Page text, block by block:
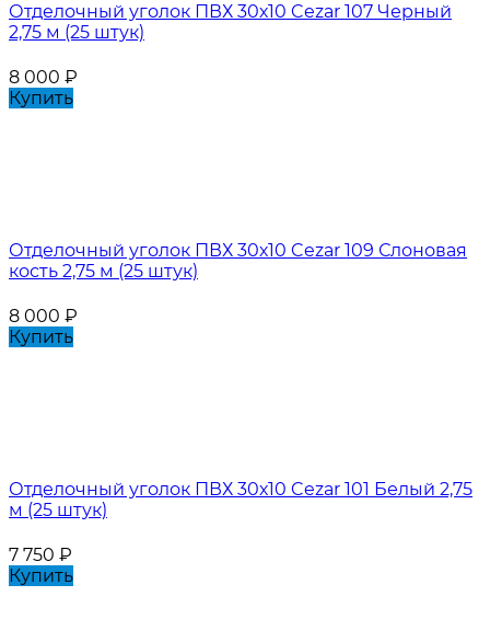
Отделочный уголок ПВХ 30х10 Cezar 107 Черный
2,75 м (25 штук)
8 000 ₽
Купить
Отделочный уголок ПВХ 30х10 Cezar 109 Слоновая
кость 2,75 м (25 штук)
8 000 ₽
Купить
Отделочный уголок ПВХ 30х10 Cezar 101 Белый 2,75
м (25 штук)
7 750 ₽
Купить